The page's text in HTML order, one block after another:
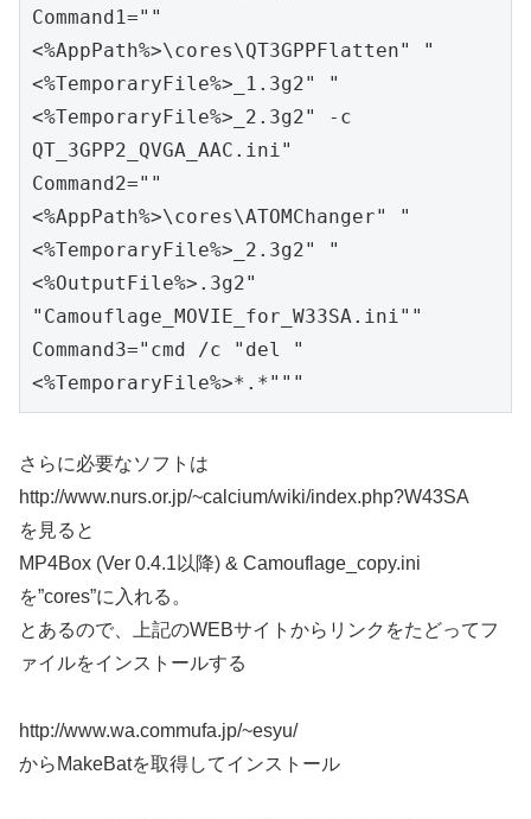
Command1=""
<%AppPath%>\cores\QT3GPPFlatten" "
<%TemporaryFile%>_1.3g2" "
<%TemporaryFile%>_2.3g2" -c
QT_3GPP2_QVGA_AAC.ini"
Command2=""
<%AppPath%>\cores\ATOMChanger" "
<%TemporaryFile%>_2.3g2" "
<%OutputFile%>.3g2"
"Camouflage_MOVIE_for_W33SA.ini""
Command3="cmd /c "del "
<%TemporaryFile%>*.*"""
さらに必要なソフトは
http://www.nurs.or.jp/~calcium/wiki/index.php?W43SA
を見ると
MP4Box (Ver 0.4.1以降) & Camouflage_copy.ini
を”cores”に入れる。
とあるので、上記のWEBサイトからリンクをたどってフ
ァイルをインストールする
http://www.wa.commufa.jp/~esyu/
からMakeBatを取得してインストール